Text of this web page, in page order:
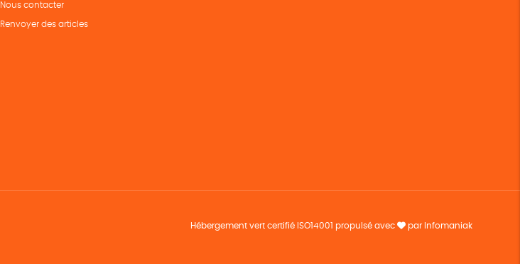
Nous contacter
Renvoyer des articles
Hébergement vert certifié ISO14001 propulsé avec par Infomaniak